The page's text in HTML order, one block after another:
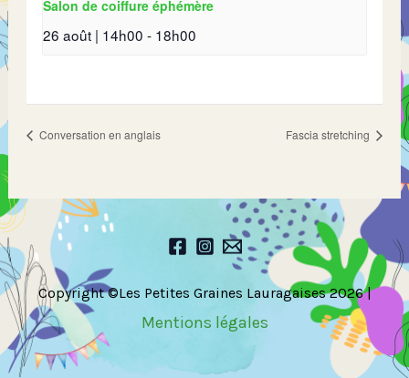
Salon de coiffure éphémère
26 août | 14h00 - 18h00
Conversation en anglais Fascia stretching
Copyright ©Les Petites Graines Lauragaises 2026 |
Mentions légales